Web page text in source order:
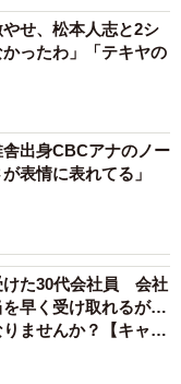
しょうか
ね。思えばすごい
日は花束持って駆
しゃいますか？
いていないです
護施設でひけたら
やせ、松本人志と2シ
ったわ」「テキヤの
出身CBCアナのノー
表情に表れてる」
けた30代会社員 会社
早く受け取れるが…
ませんか？【キャリ